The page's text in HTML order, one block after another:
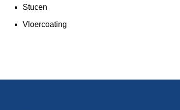
Stucen
Vloercoating